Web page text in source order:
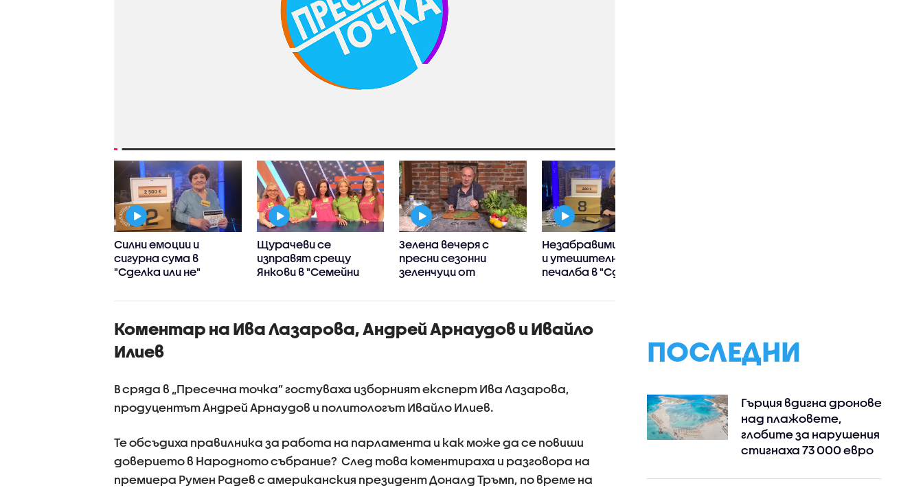
Силни емоции и
сигурна сума в
"Сделка или не"
Щурачеви се
изправят срещу
Янкови в "Семейни
Зелена вечеря с
пресни сезонни
зеленчуци от
„Черешката на
Незабравими спомени
и утешителна
печалба в "Сделка или
Коментар на Ива Лазарова, Андрей Арнаудов и Ивайло
Илиев
В сряда в „Пресечна точка” гостуваха изборният експерт Ива Лазарова,
продуцентът Андрей Арнаудов и политологът Ивайло Илиев.
Те обсъдиха правилника за работа на парламента и как може да се повиши
доверието в Народното събрание? След това коментираха и разговора на
премиера Румен Радев с американския президент Доналд Тръмп, по време на
ПОСЛЕДНИ
Гърция вдигна дронове
над плажовете,
глобите за нарушения
стигнаха 73 000 евро